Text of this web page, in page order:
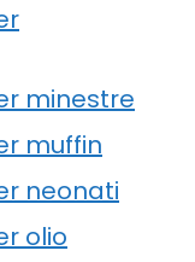
minestre
muffin
neonati
olio